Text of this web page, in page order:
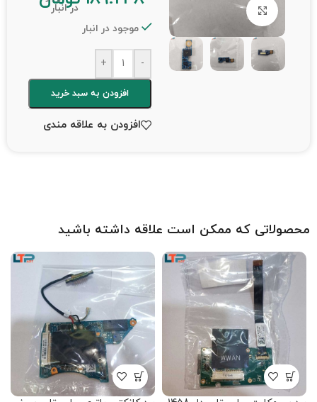
برای بزرگنمایی کلیک کنید
در انبار
موجود در انبار
-
+
افزودن به سبد خرید
افزودن به علاقه مندی
محصولاتی که ممکن است علاقه داشته باشید